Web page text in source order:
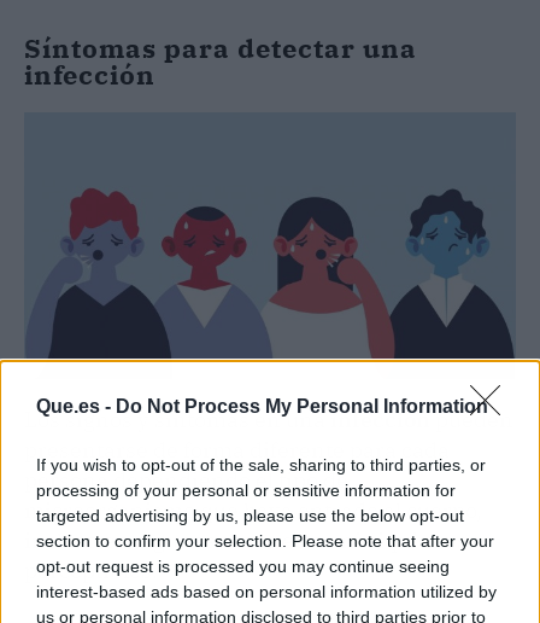
Que.es - Do Not Process My Personal Information
If you wish to opt-out of the sale, sharing to third parties, or
processing of your personal or sensitive information for
targeted advertising by us, please use the below opt-out
section to confirm your selection. Please note that after your
opt-out request is processed you may continue seeing
interest-based ads based on personal information utilized by
us or personal information disclosed to third parties prior to
Síntomas para detectar una
infección
Los signos y síntomas en unainfecciónpueden
persona dependiendo el tipo de
microorganismo que haya entrado al cuerpo,
incluso en algunos casos estos ni siquiera son
perceptibles.